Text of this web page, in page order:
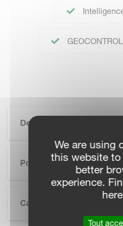
Description
Points Forts
Caractéristiques
We are using
this website
better
experience.
here
Tout